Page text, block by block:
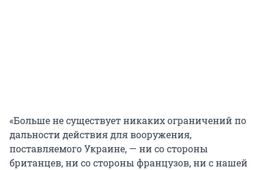
«Больше не существует никаких ограничений по
дальности действия для вооружения,
поставляемого Украине, — ни со стороны
британцев, ни со стороны французов, ни с нашей